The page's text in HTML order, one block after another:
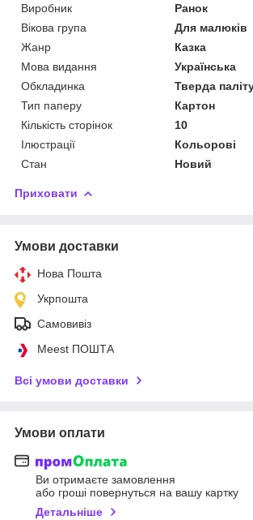
Виробник
Ранок
Вікова група
Для малюків
Жанр
Казка
Мова видання
Українська
Обкладинка
Тверда
Тип паперу
Картон
Кількість сторінок
10
Ілюстрації
Кольорові
Стан
Новий
Приховати
Умови доставки
Нова Пошта
Укрпошта
Самовивіз
Meest ПОШТА
Всі умови доставки
Умови оплати
Ви отримаєте замовлення
або гроші повернуться на вашу картку
Детальніше